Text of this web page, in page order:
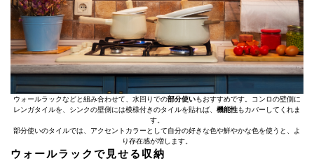
ウォールラックなどと組み合わせて、水回りでの部分使いもおすすめです。コンロの壁側に
レンガタイルを、シンクの壁側には模様付きのタイルを貼れば、 機能性もカバーしてくれま
す。
部分使いのタイルでは、アクセントカラーとして自分の好きな色や鮮やかな色を使うと、よ
り存在感が増します。
ウォールラックで見せる収納